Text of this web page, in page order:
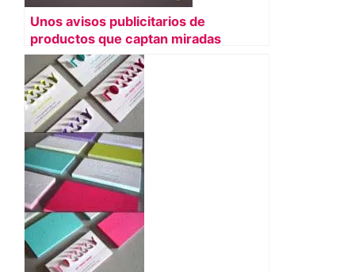
Unos avisos publicitarios de
productos que captan miradas